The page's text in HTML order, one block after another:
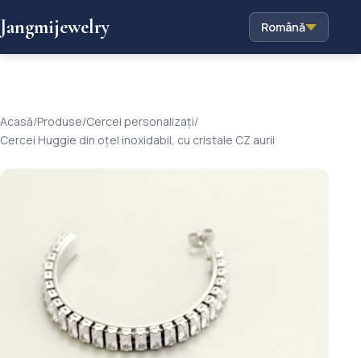
Jangmijewelry Română
Acasă/Produse/Cercei personalizați/
Cercei Huggie din oțel inoxidabil, cu cristale CZ aurii